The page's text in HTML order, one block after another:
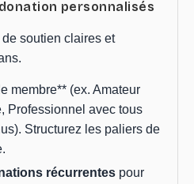
personnalisés
soutien claires et
membre** (ex. Amateur
Professionnel avec tous
Structurez les paliers de
récurrentes pour